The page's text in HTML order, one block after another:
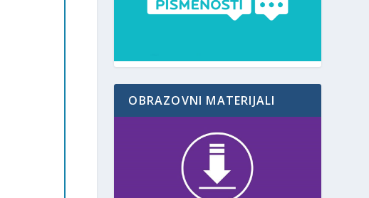
OBRAZOVNI MATERIJALI